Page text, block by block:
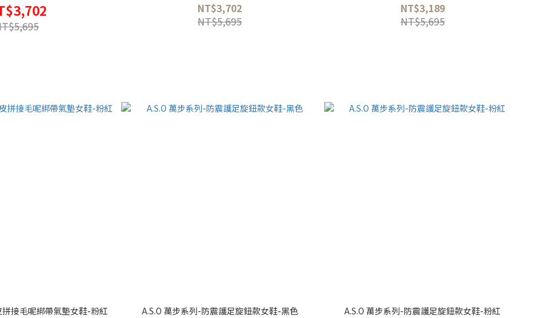
NT$3,702
NT$5,695
NT$3,189
NT$5,695
拼接毛呢綁帶氣墊女鞋-粉紅 A.S.O 萬步系列-防震護足旋鈕款女鞋-黑色 A.S.O 萬步系列-防震護足旋鈕款女鞋-粉紅